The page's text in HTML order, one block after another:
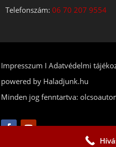
Telefonszám:06 70 207 9554
Impresszum I Adatvédelmi
powered by Haladjunk.hu
Minden jog fenntartva: